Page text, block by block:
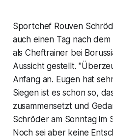
Sportchef Rouven
auch einen Tag nach
als Cheftrainer bei
Aussicht gestellt.
Anfang an. Eugen hat
Siegen ist es schon so,
zusammensetzt und
Schröder am Sonntag im
Noch sei aber keine